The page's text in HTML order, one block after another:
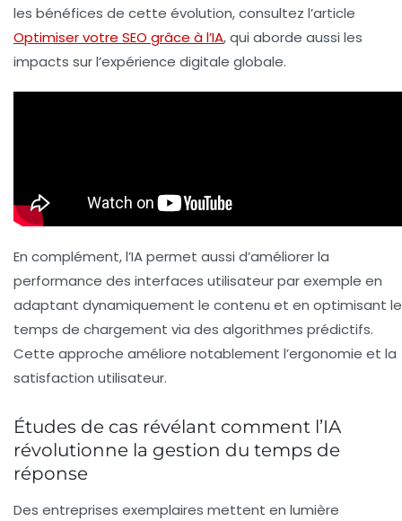
les bénéfices de cette évolution, consultez l’article
Optimiser votre SEO grâce à l’IA, qui aborde aussi les
impacts sur l’expérience digitale globale.
En complément, l’IA permet aussi d’améliorer la
performance des interfaces utilisateur par exemple en
adaptant dynamiquement le contenu et en optimisant le
temps de chargement via des algorithmes prédictifs.
Cette approche améliore notablement l’ergonomie et la
satisfaction utilisateur.
Études de cas révélant comment l’IA
révolutionne la gestion du temps de
réponse
Des entreprises exemplaires mettent en lumière